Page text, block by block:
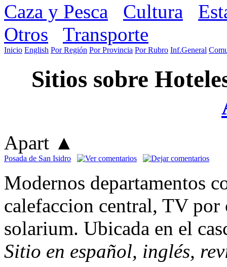
Caza y Pesca
Cultura
Otros
Transporte
Inicio English Por Región Por Provincia Por Rubro Inf.General
Sitios sobre
Apart ▲
Posada de San Isidro
Modernos departamentos
calefaccion central, TV
solarium. Ubicada en el
Sitio en español, inglés,